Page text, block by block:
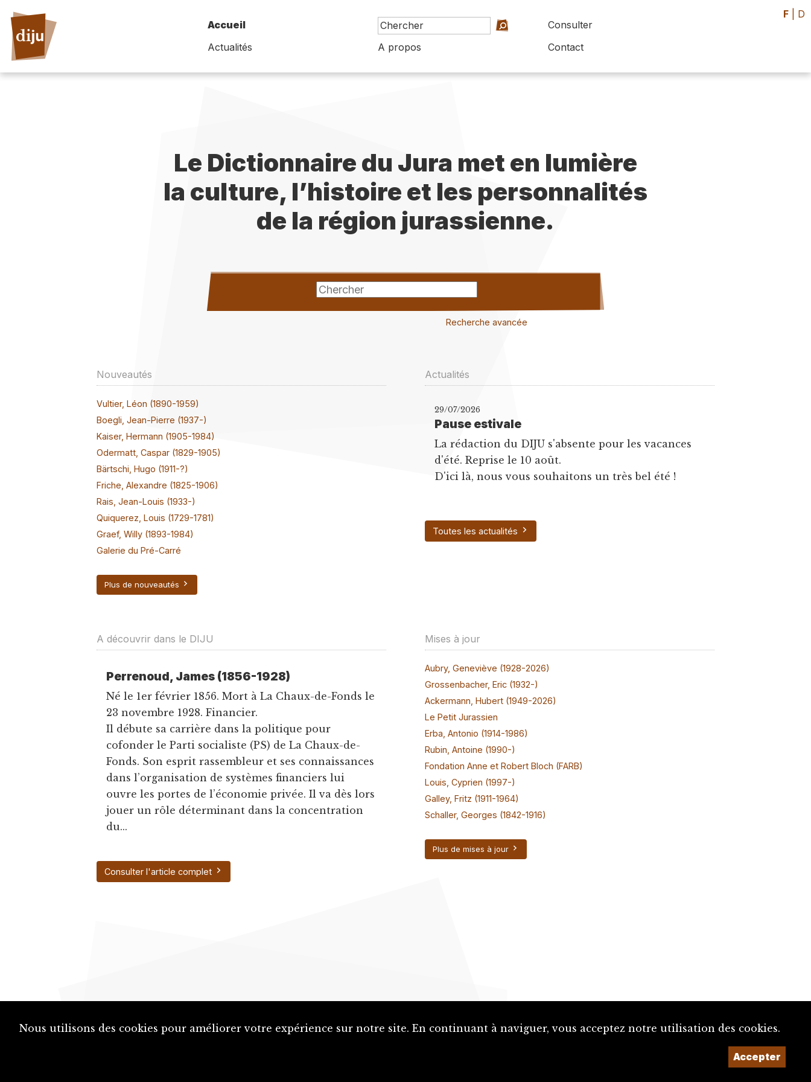
Accueil
Consulter
Actualités
A propos Contact
F D
Le Dictionnaire du Jura met en lumière
la culture, l’histoire et les personnalités
de la région jurassienne.
Recherche avancée
Nouveautés
Vultier, Léon (1890-1959)
Boegli, Jean-Pierre (1937-)
Kaiser, Hermann (1905-1984)
Odermatt, Caspar (1829-1905)
Bärtschi, Hugo (1911-?)
Friche, Alexandre (1825-1906)
Rais, Jean-Louis (1933-)
Quiquerez, Louis (1729-1781)
Graef, Willy (1893-1984)
Galerie du Pré-Carré
Plus de nouveautés
Actualités
29/07/2026
Pause estivale
La rédaction du DIJU s'absente pour les vacances
d'été. Reprise le 10 août.
D'ici là, nous vous souhaitons un très bel été !
Toutes les actualités
A découvrir dans le DIJU
Perrenoud, James (1856-1928)
Né le 1er février 1856. Mort à La Chaux-de-Fonds le
23 novembre 1928. Financier.
Il débute sa carrière dans la politique pour
cofonder le Parti socialiste (PS) de La Chaux-de-
Fonds. Son esprit rassembleur et ses connaissances
dans l’organisation de systèmes financiers lui
ouvre les portes de l’économie privée. Il va dès lors
jouer un rôle déterminant dans la concentration
du...
Consulter l'article complet
Mises à jour
Aubry, Geneviève (1928-2026)
Grossenbacher, Eric (1932-)
Ackermann, Hubert (1949-2026)
Le Petit Jurassien
Erba, Antonio (1914-1986)
Rubin, Antoine (1990-)
Fondation Anne et Robert Bloch (FARB)
Louis, Cyprien (1997-)
Galley, Fritz (1911-1964)
Schaller, Georges (1842-1916)
Plus de mises à jour
Proposer une notice Un projet de la
Nous utilisons des cookies pour améliorer votre expérience sur notre site. En continuant à naviguer, vous acceptez notre utilisation des cookies.
Accepter